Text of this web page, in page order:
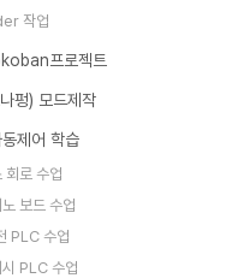
작업
프로젝트
펑) 모드제작
제어 학습
회로 수업
보드 수업
PLC 수업
시 PLC 수업